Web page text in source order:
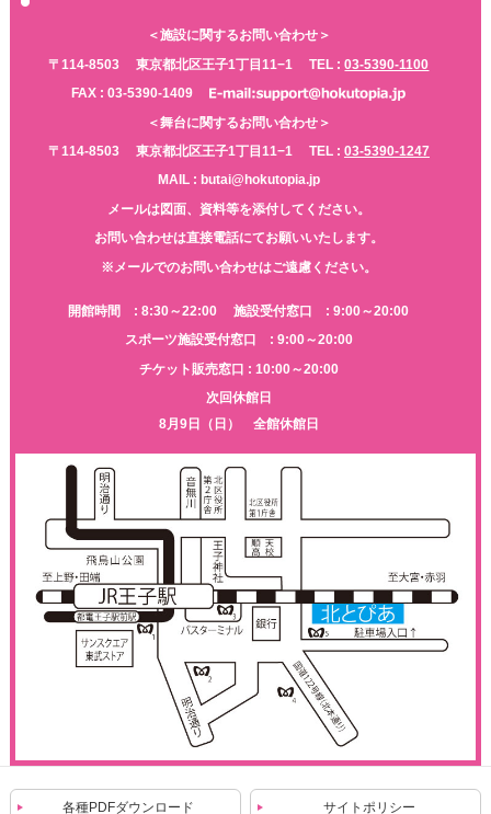
＜施設に関するお問い合わせ＞
〒114-8503
東京都北区王子1丁目11−1 TEL :03-5390-1100
FAX : 03-5390-1409
＜舞台に関するお問い合わせ＞
〒114-8503
東京都北区王子1丁目11−1 TEL : 03-5390-1247
MAIL : butai@hokutopia.jp
メールは図面、資料等を添付してください。
お問い合わせは直接電話にてお願いいたします。
※メールでのお問い合わせはご遠慮ください。
開館時間 : 8:30～22:00
施設受付窓口 : 9:00～20:00
スポーツ施設受付窓口 : 9:00～20:00
チケット販売窓口 : 10:00～20:00
次回休館日
8月9日（日） 全館休館日
各種PDFダウンロード サイトポリシー